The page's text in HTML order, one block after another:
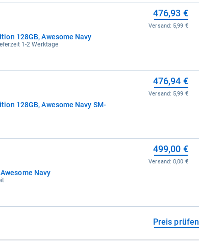
128GB, Awesome Navy
1-2 Werktage
476,93 €
Versand: 5,99 €
128GB, Awesome Navy SM-
476,94 €
Versand: 5,99 €
Navy
499,00 €
Versand:0,00 €
Preis prüfen